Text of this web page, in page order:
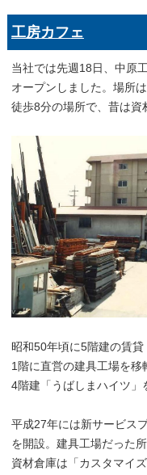
工房カフェ
当社では先週18日、中原
オープンしました。場所
徒歩8分の場所で、昔は資
昭和50年頃に5階建の賃
1階に直営の建具工場を移
4階建「うばしまハイツ」
平成27年には新サービス
を開設。建具工場だった
資材倉庫は「カスタマイ